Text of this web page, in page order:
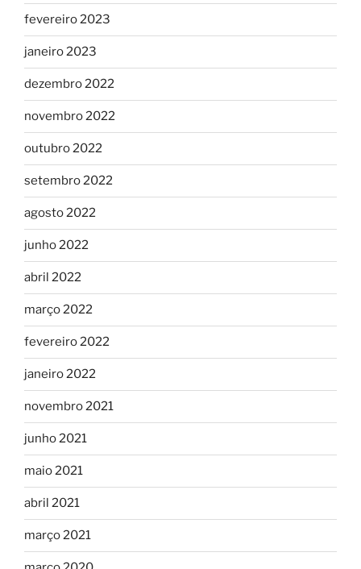
fevereiro 2023
janeiro 2023
dezembro 2022
novembro 2022
outubro 2022
setembro 2022
agosto 2022
junho 2022
abril 2022
março 2022
fevereiro 2022
janeiro 2022
novembro 2021
junho 2021
maio 2021
abril 2021
março 2021